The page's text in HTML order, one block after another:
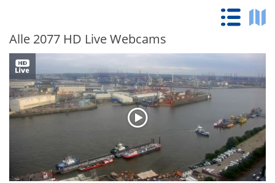
Alle 2077 HD Live Webcams